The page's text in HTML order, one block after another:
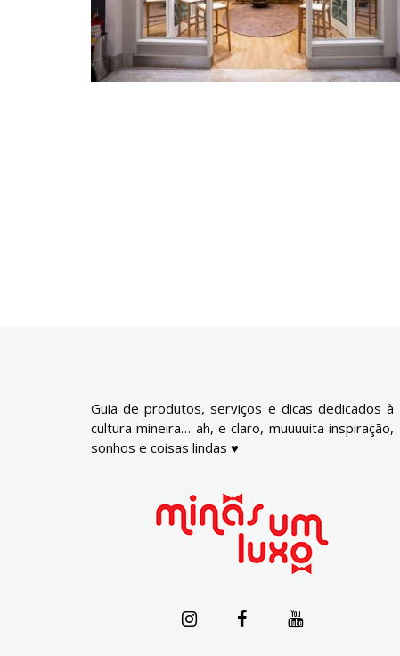
Guia de produtos, serviços e dicas dedicados à
cultura mineira… ah, e claro, muuuuita inspiração,
sonhos e coisas lindas ♥